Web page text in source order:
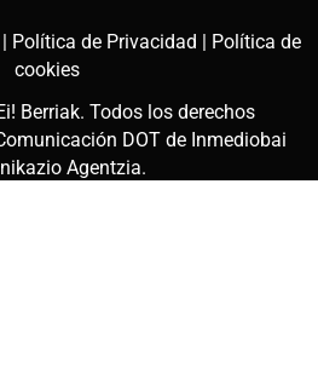
Política de Privacidad | Política de
cookies
Berriak. Todos los derechos
DOT de Inmediobai
Agentzia.